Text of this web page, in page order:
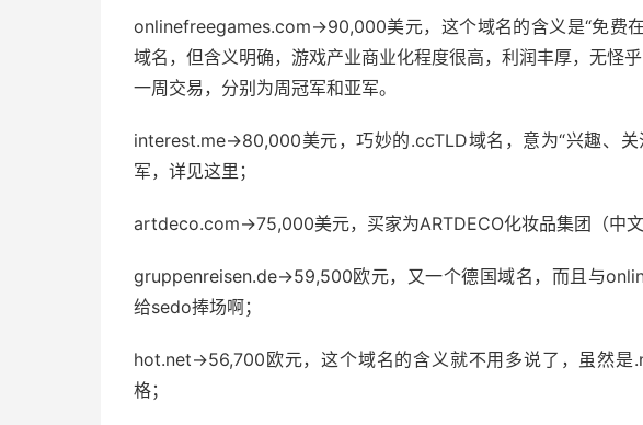
onlinefreegames.com→90,000美元，这个域名的含义是“免费
域名，但含义明确，游戏产业商业化程度很高，利润丰厚，无怪
一周交易，分别为周冠军和亚军。
interest.me→80,000美元，巧妙的.ccTLD域名，意为“兴趣、
军，详见这里；
artdeco.com→75,000美元，买家为ARTDECO化妆品集团（中文
gruppenreisen.de→59,500欧元，又一个德国域名，而且与
给sedo捧场啊；
hot.net→56,700欧元，这个域名的含义就不用多说了，虽然是
格；